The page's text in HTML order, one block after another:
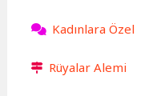
Kadınlara Özel
Rüyalar Alemi